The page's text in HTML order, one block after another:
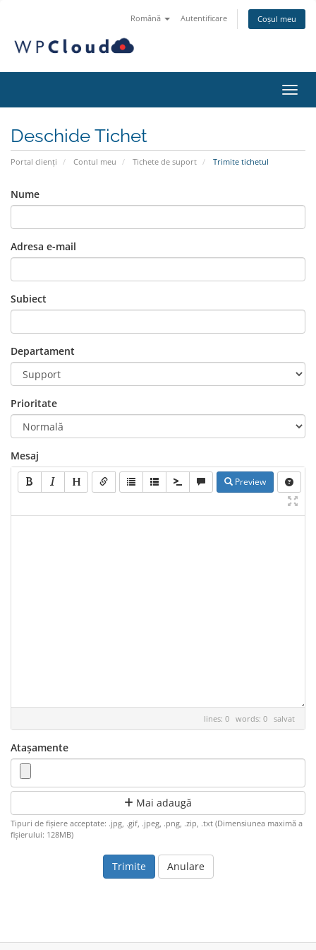
Română Autentificare Coșul meu
Deschide Tichet
Portal clienți Contul meu Tichete de suport Trimite tichetul
Nume
Adresa e-mail
Subiect
Departament
Prioritate
Mesaj
Preview
lines: 0 words: 0 salvat
Atașamente
Mai adaugă
Tipuri de fișiere acceptate: .jpg, .gif, .jpeg, .png, .zip, .txt (Dimensiunea maximă a
fișierului: 128MB)
Anulare